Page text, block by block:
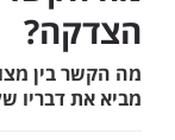
בין